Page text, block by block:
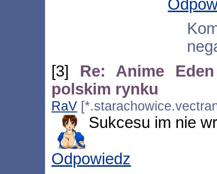
[3] Re: Anime
polskim rynku
RaV
Sukcesu im nie
Odpowiedz